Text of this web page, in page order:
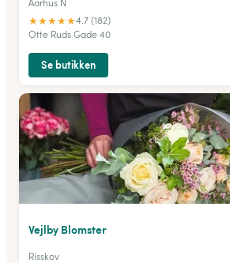
Aarhus N
★★★★★4.7 (182)
Otte Ruds Gade 40
Se butikken
Vejlby Blomster
Risskov